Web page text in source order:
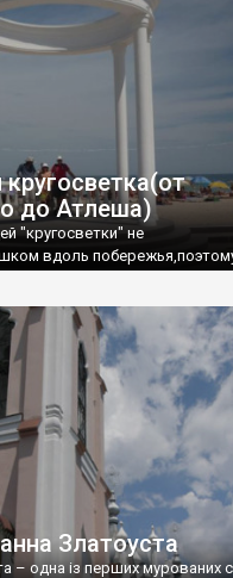
кругосветка(от
до Атлеша)
"кругосветки" не
вдоль
Златоуста
– одна із перших мурованих